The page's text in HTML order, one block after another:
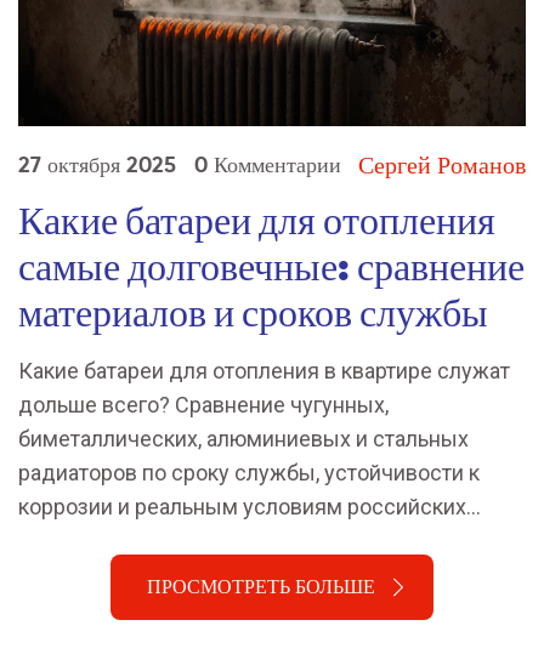
27 октября 2025 0 Комментарии Сергей Романов
Какие батареи для отопления
самые долговечные: сравнение
материалов и сроков службы
Какие батареи для отопления в квартире служат
дольше всего? Сравнение чугунных,
биметаллических, алюминиевых и стальных
радиаторов по сроку службы, устойчивости к
коррозии и реальным условиям российских
ПРОСМОТРЕТЬ БОЛЬШЕ